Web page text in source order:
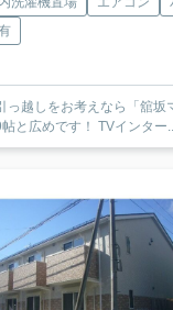
越しをお考えなら「舘坂マン
向けのお部屋ですが、9帖と広めです！ TVイン